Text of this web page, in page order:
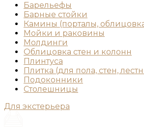
Барельефы
Барные стойки
Камины (порталы,
Мойки и раковины
Молдинги
Облицовка стен и колонн
Плинтуса
Плитка (для пола, стен,
Подоконники
Столешницы
Для экстерьера